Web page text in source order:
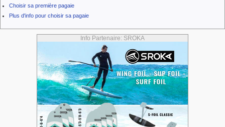
Choisir sa première pagaie
Plus d'info pour choisir sa pagaie
Info Partenaire: SROKA